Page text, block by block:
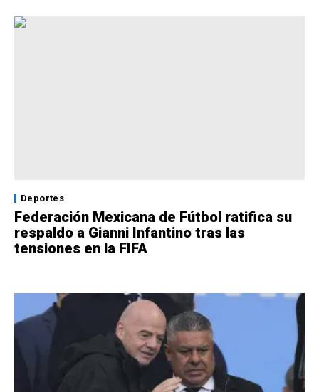
Deportes
Federación Mexicana de Fútbol ratifica su
respaldo a Gianni Infantino tras las
tensiones en la FIFA